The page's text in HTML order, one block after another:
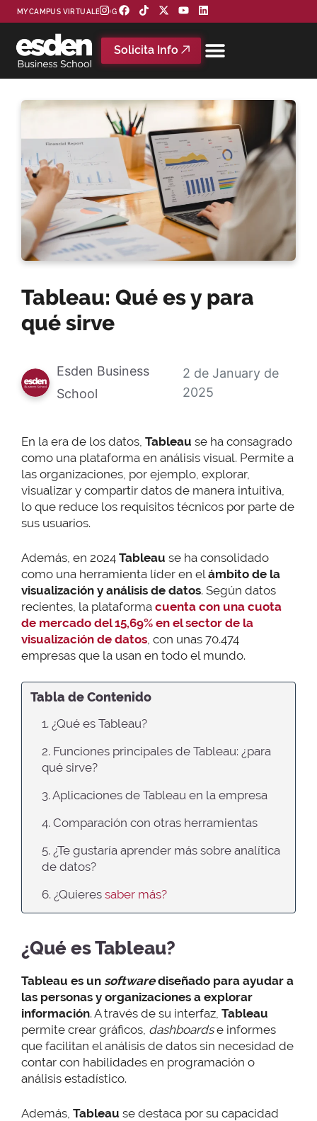
MYCAMPUS VIRTUAL BLOG
Solicita Info
Tableau: Qué es y para
qué sirve
Esden Business
School
2 de January de
2025
En la era de los datos, Tableau se ha consagrado
como una plataforma en análisis visual. Permite a
las organizaciones, por ejemplo, explorar,
visualizar y compartir datos de manera intuitiva,
lo que reduce los requisitos técnicos por parte de
sus usuarios.
Además, en 2024 Tableau se ha consolidado
como una herramienta líder en el ámbito de la
visualización y análisis de datos. Según datos
recientes, la plataforma cuenta con una cuota
de mercado del 15,69% en el sector de la
visualización de datos , con unas 70.474
empresas que la usan en todo el mundo.
Tabla de Contenido
1. ¿Qué es Tableau?
2. Funciones principales de Tableau: ¿para
qué sirve?
3. Aplicaciones de Tableau en la empresa
4. Comparación con otras herramientas
5. ¿Te gustaría aprender más sobre analítica
de datos?
6. ¿Quieres saber más?
¿Qué es Tableau?
Tableau es un softwarediseñado para ayudar a
las personas y organizaciones a explorar
información. A través de su interfaz, Tableau
permite crear gráficos, dashboardse informes
que facilitan el análisis de datos sin necesidad de
contar con habilidades en programación o
análisis estadístico.
Además, Tableau se destaca por su capacidad